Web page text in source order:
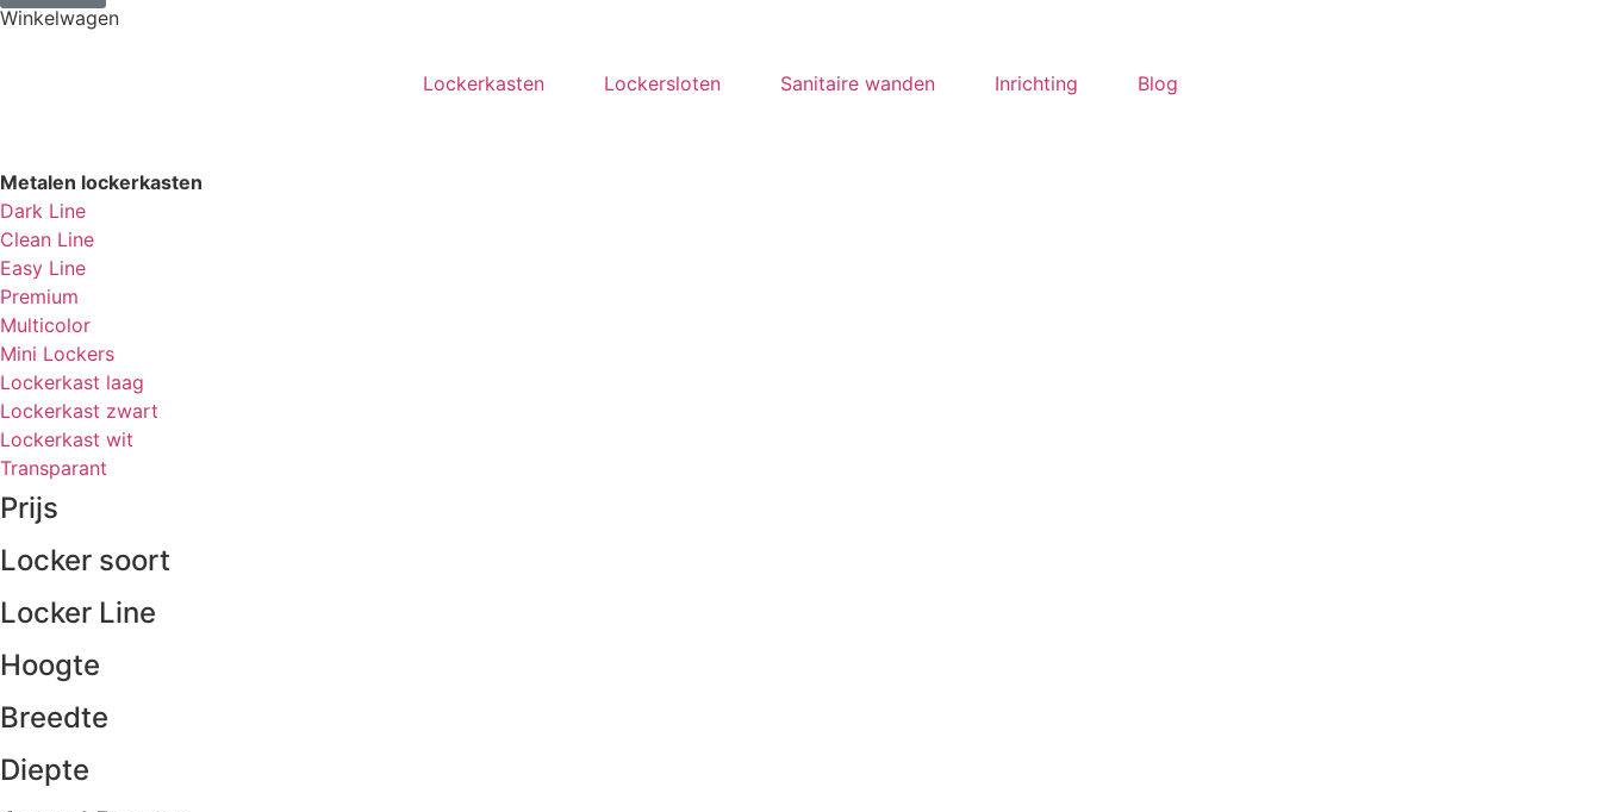
Winkelwagen
Lockerkasten Lockersloten Sanitaire wanden Inrichting Blog
Metalen lockerkasten
Dark Line
Clean Line
Easy Line
Premium
Multicolor
Mini Lockers
Lockerkast laag
Lockerkast zwart
Lockerkast wit
Transparant
Prijs
Locker soort
Locker Line
Hoogte
Breedte
Diepte